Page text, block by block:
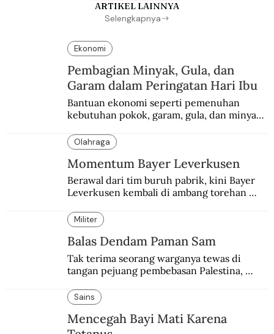
ARTIKEL LAINNYA
Selengkapnya
Ekonomi
Pembagian Minyak, Gula, dan
Garam dalam Peringatan Hari Ibu
Bantuan ekonomi seperti pemenuhan
kebutuhan pokok, garam, gula, dan minyak
peringatan Hari Ibu.
Olahraga
Momentum Bayer Leverkusen
Berawal dari tim buruh pabrik, kini Bayer
Leverkusen kembali di ambang torehan
“Neverkusen”.
Militer
Balas Dendam Paman Sam
Tak terima seorang warganya tewas di
tangan pejuang pembebasan Palestina,
pembalasan.
Sains
Mencegah Bayi Mati Karena